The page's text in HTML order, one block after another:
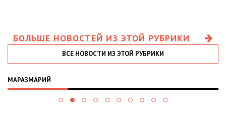
БОЛЬШЕ НОВОСТЕЙ ИЗ ЭТОЙ РУБРИКИ
ВСЕ НОВОСТИ ИЗ ЭТОЙ РУБРИКИ
МАРАЗМАРИЙ